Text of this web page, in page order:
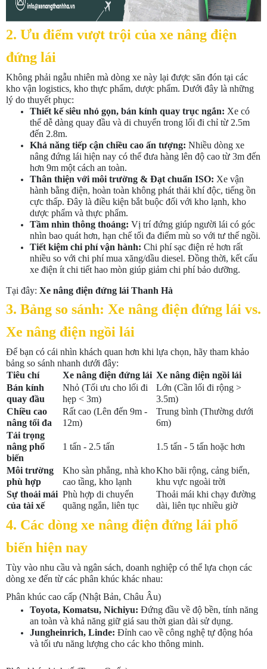
2. Ưu điểm vượt trội của xe nâng điện
đứng lái
Không phải ngẫu nhiên mà dòng xe này lại được săn đón tại các
kho vận logistics, kho thực phẩm, dược phẩm. Dưới đây là những
lý do thuyết phục:
Thiết kế siêu nhỏ gọn, bán kính quay trục ngắn: Xe có
thể dễ dàng quay đầu và di chuyển trong lối đi chỉ từ 2.5m
đến 2.8m.
Khả năng tiếp cận chiều cao ấn tượng: Nhiều dòng xe
nâng đứng lái hiện nay có thể đưa hàng lên độ cao từ 3m đến
hơn 9m một cách an toàn.
Thân thiện với môi trường & Đạt chuẩn ISO: Xe vận
hành bằng điện, hoàn toàn không phát thải khí độc, tiếng ồn
cực thấp. Đây là điều kiện bắt buộc đối với kho lạnh, kho
dược phẩm và thực phẩm.
Tầm nhìn thông thoáng: Vị trí đứng giúp người lái có góc
nhìn bao quát hơn, hạn chế tối đa điểm mù so với tư thế ngồi.
Tiết kiệm chi phí vận hành: Chi phí sạc điện rẻ hơn rất
nhiều so với chi phí mua xăng/dầu diesel. Đồng thời, kết cấu
xe điện ít chi tiết hao mòn giúp giảm chi phí bảo dưỡng.
Tại đây: Xe nâng điện đứng lái Thanh Hà
3. Bảng so sánh: Xe nâng điện đứng lái vs.
Xe nâng điện ngồi lái
Để bạn có cái nhìn khách quan hơn khi lựa chọn, hãy tham khảo
bảng so sánh nhanh dưới đây:
Tiêu chí
Xe nâng điện đứng lái Xe nâng điện ngồi lái
Bán kính
quay đầu
Nhỏ (Tối ưu cho lối đi
hẹp < 3m)
Lớn (Cần lối đi rộng >
3.5m)
Chiều cao
nâng tối đa
Rất cao (Lên đến 9m -
12m)
Trung bình (Thường dưới
6m)
Tải trọng
nâng phổ
biến
1 tấn - 2.5 tấn 1.5 tấn - 5 tấn hoặc hơn
Môi trường
phù hợp
Kho sàn phẳng, nhà kho
cao tầng, kho lạnh
Kho bãi rộng, cảng biển,
khu vực ngoài trời
Sự thoải mái
của tài xế
Phù hợp di chuyển
quãng ngắn, liên tục
Thoải mái khi chạy đường
dài, liên tục nhiều giờ
4. Các dòng xe nâng điện đứng lái phổ
biến hiện nay
Tùy vào nhu cầu và ngân sách, doanh nghiệp có thể lựa chọn các
dòng xe đến từ các phân khúc khác nhau:
Phân khúc cao cấp (Nhật Bản, Châu Âu)
Toyota, Komatsu, Nichiyu: Đứng đầu về độ bền, tính năng
an toàn và khả năng giữ giá sau thời gian dài sử dụng.
Jungheinrich, Linde: Đỉnh cao về công nghệ tự động hóa
và tối ưu năng lượng cho các kho thông minh.